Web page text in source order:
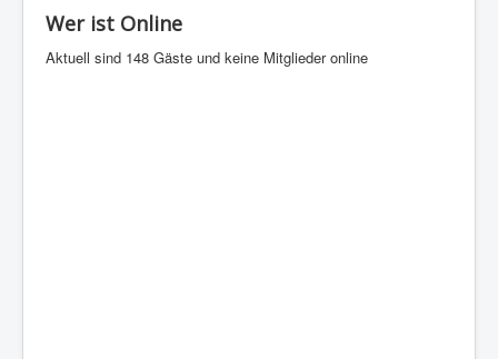
Wer ist Online
Aktuell sind 148 Gäste und keine Mitglieder online